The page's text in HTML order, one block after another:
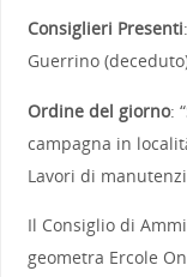
Consiglieri Presenti
Guerrino
Ordine del giorno:
campagna in
Lavori di
Il Consiglio di
geometra Ercole